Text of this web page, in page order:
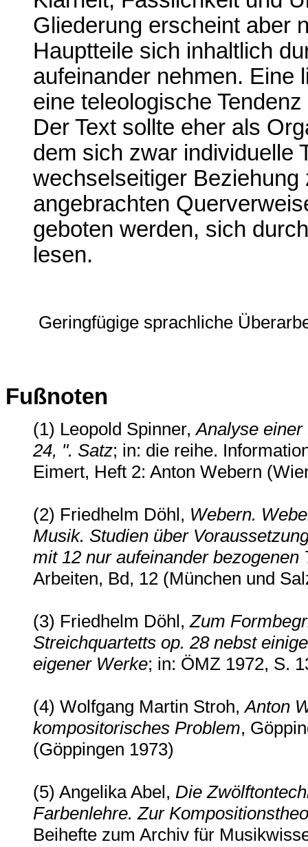
Gliederung erscheint aber
Hauptteile sich inhaltlich
aufeinander nehmen. Eine
eine teleologische
Der Text sollte eher als
dem sich zwar individuelle
wechselseitiger
angebrachten
geboten werden, sich
lesen.
Geringfügige sprachliche
Fußnoten
(1) Leopold Spinner,Analyse
24, ". Satz; in: die reihe.
Eimert, Heft 2: Anton Webern
(2) Friedhelm Döhl, Webern.
Musik. Studien über
mit 12 nur aufeinander bezogenen
Arbeiten, Bd, 12 (München und
(3) Friedhelm Döhl,Zum
Streichquartetts op. 28 nebst
eigener Werke; in: ÖMZ 1972, S.
(4) Wolfgang Martin Stroh,Anton
kompositorisches Problem,
(Göppingen 1973)
(5) Angelika Abel, Die
Farbenlehre. Zur
Beihefte zum Archiv für